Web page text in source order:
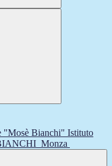
Istituto
Monza